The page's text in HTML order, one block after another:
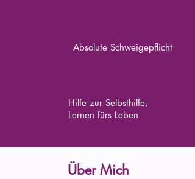
Absolute Schweigepflicht
Hilfe zur Selbsthilfe,
Lernen fürs Leben
Über Mich